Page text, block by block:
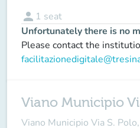
person 1 seat
Unfortunately there is no
Please contact the
Viano Municipio
Viano Municipio Via S.